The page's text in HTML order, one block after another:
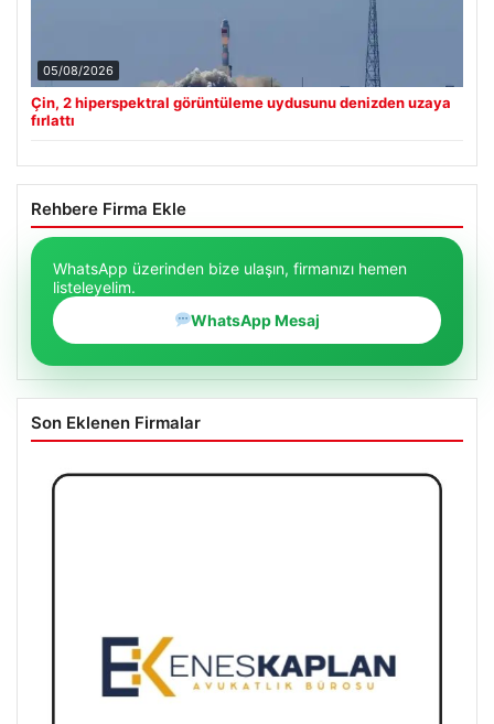
05/08/2026
Çin, 2 hiperspektral görüntüleme uydusunu denizden uzaya
fırlattı
Rehbere Firma Ekle
WhatsApp üzerinden bize ulaşın, firmanızı hemen
listeleyelim.
WhatsApp Mesaj
Son Eklenen Firmalar